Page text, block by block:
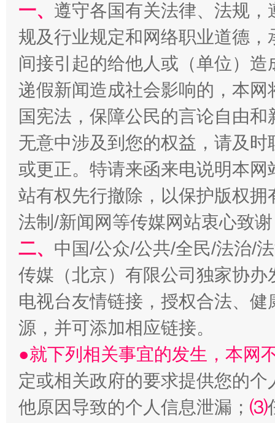
千年窑火 生生不息
揭开“小金库”的免责幌子
受贿1.44亿！段成刚被判无期 从幼
一、 遵守各国有关法律、法规
规及行业规定和网络职业道德
间接引起的给他人或（单位）
递假新闻造成社会影响的，本
国宪法，保障公民的言论自由
无意中涉及到您的权益，请及
或更正。特请来函来电说明本
站有权先行撤除，以保护版权
法制/新闻网等传媒网站衷心致
二、 中国/公众/公共/全民/法治/
传媒（北京）有限公司独家协
电视台友情链接，授权合法、
源，并可添加相应链接。
●就下列相关事宜的发生，本网
定或相关政府的要求提供您的个
他原因导致的个人信息泄漏； ⑶